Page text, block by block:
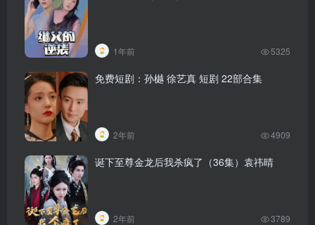
1年前 5325
免费短剧：孙樾 徐艺真 短剧 22部合集
2年前 4909
诞下至尊金龙后我杀疯了（36集）袁祎晴
2年前 3789